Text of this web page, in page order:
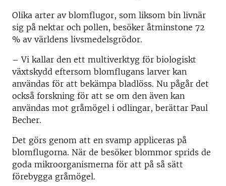
Olika arter av blomflugor, som liksom bin livnär
sig på nektar och pollen, besöker åtminstone 72
% av världens livsmedelsgrödor.
– Vi kallar den ett multiverktyg för biologiskt
växtskydd eftersom blomflugans larver kan
användas för att bekämpa bladlöss. Nu pågår det
också forskning för att se om den även kan
användas mot gråmögel i odlingar, berättar Paul
Becher.
Det görs genom att en svamp appliceras på
blomflugorna. När de besöker blommor sprids de
goda mikroorganismerna för att på så sätt
förebygga gråmögel.